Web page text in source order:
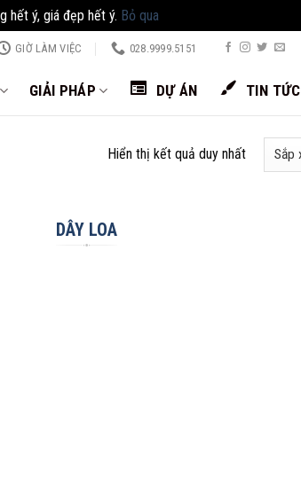
hết ý, giá đẹp hết ý. Bỏ qua
GIỜ LÀM VIỆC 028.9999.5151
GIẢI PHÁP DỰ ÁN TIN TỨC
Hiển thị kết quả duy nhất
DÂY LOA